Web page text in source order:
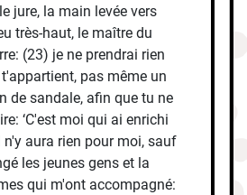
jure, la main levée vers
très-haut, le maître du
(23) je ne prendrai rien
pas même un
de sandale, afin que tu ne
‘C'est moi qui ai enrichi
n'y aura rien pour moi, sauf
les jeunes gens et la
qui m'ont accompagné: